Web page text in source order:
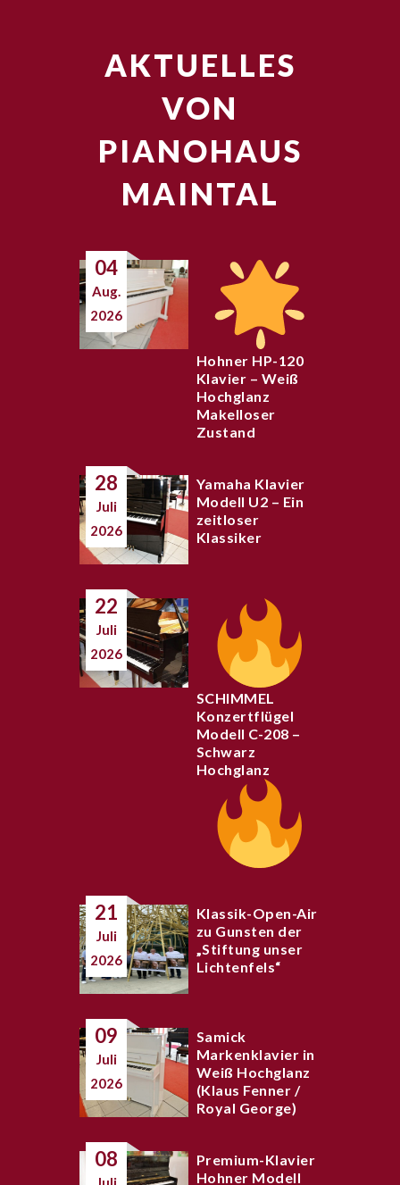
AKTUELLES
VON
PIANOHAUS
MAINTAL
04
Aug.
2026
Hohner HP-120
Klavier – Weiß
Hochglanz
Makelloser
Zustand
28
Juli
2026
Yamaha Klavier
Modell U2 – Ein
zeitloser
Klassiker
22
Juli
2026
SCHIMMEL
Konzertflügel
Modell C-208 –
Schwarz
Hochglanz
21
Juli
2026
Klassik-Open-Air
zu Gunsten der
„Stiftung unser
Lichtenfels“
09
Juli
2026
Samick
Markenklavier in
Weiß Hochglanz
(Klaus Fenner /
Royal George)
08
Premium-Klavier
Hohner Modell